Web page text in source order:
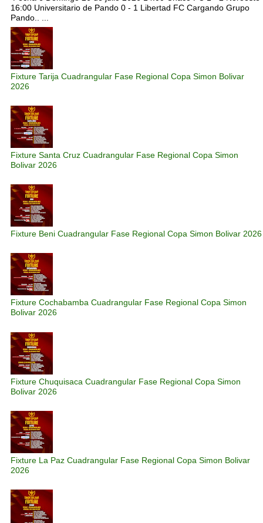
16:00 Universitario de Pando 0 - 1 Libertad FC Cargando Grupo
Pando.. ...
Fixture Tarija Cuadrangular Fase Regional Copa Simon Bolivar
2026
Fixture Santa Cruz Cuadrangular Fase Regional Copa Simon
Bolivar 2026
Fixture Beni Cuadrangular Fase Regional Copa Simon Bolivar 2026
Fixture Cochabamba Cuadrangular Fase Regional Copa Simon
Bolivar 2026
Fixture Chuquisaca Cuadrangular Fase Regional Copa Simon
Bolivar 2026
Fixture La Paz Cuadrangular Fase Regional Copa Simon Bolivar
2026